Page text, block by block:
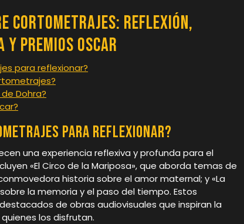
Cortometrajes: Reflexión,
Premios Oscar
para reflexionar?
Dohra?
para reflexionar?
una experiencia reflexiva y profunda para el
«El Circo de la Mariposa», que aborda temas de
historia sobre el amor maternal; y «La
la memoria y el paso del tiempo. Estos
de obras audiovisuales que inspiran la
los disfrutan.